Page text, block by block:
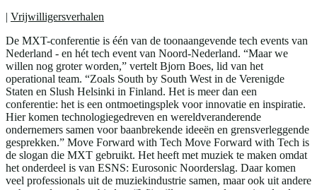
| Vrijwilligersverhalen
De MXT-conferentie is één van de toonaangevende tech events van
Nederland - en hét tech event van Noord-Nederland. “Maar we
willen nog groter worden,” vertelt Bjorn Boes, lid van het
operational team. “Zoals South by South West in de Verenigde
Staten en Slush Helsinki in Finland. Het is meer dan een
conferentie: het is een ontmoetingsplek voor innovatie en inspiratie.
Hier komen technologiegedreven en wereldveranderende
ondernemers samen voor baanbrekende ideeën en grensverleggende
gesprekken.” Move Forward with Tech Move Forward with Tech is
de slogan die MXT gebruikt. Het heeft met muziek te maken omdat
het onderdeel is van ESNS: Eurosonic Noorderslag. Daar komen
veel professionals uit de muziekindustrie samen, maar ook uit andere